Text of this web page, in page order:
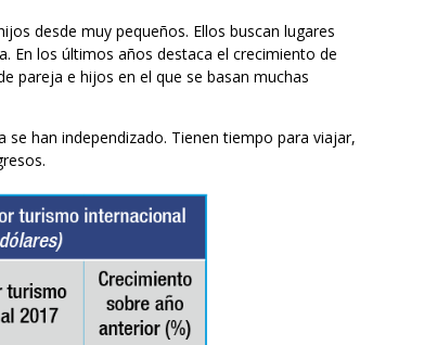
desde muy pequeños. Ellos buscan lugares
En los últimos años destaca el crecimiento de
pareja e hijos en el que se basan muchas
han independizado. Tienen tiempo para viajar,